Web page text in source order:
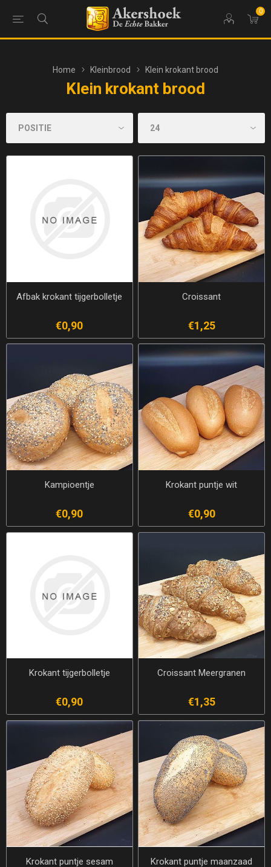
0
Home Kleinbrood Klein krokant brood
Klein krokant brood
Afbak krokant tijgerbolletje
€0,90
Croissant
€1,25
Kampioentje
€0,90
Krokant puntje wit
€0,90
Krokant tijgerbolletje
€0,90
Croissant Meergranen
€1,35
Krokant puntje sesam Krokant puntje maanzaad